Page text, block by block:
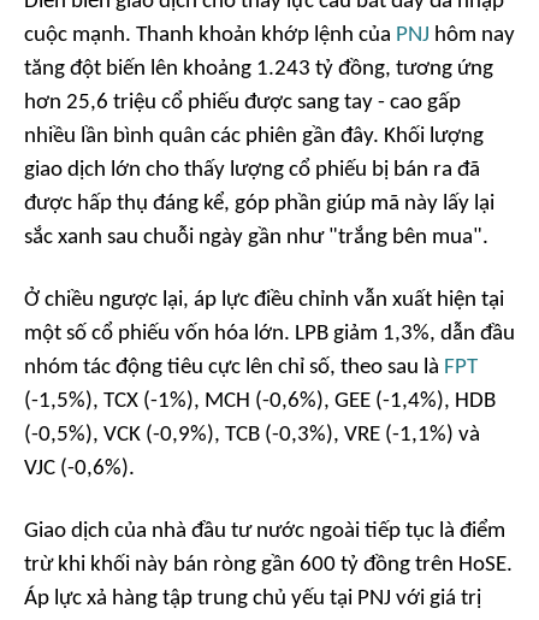
cuộc mạnh. Thanh khoản khớp lệnh của PNJ hôm nay
tăng đột biến lên khoảng 1.243 tỷ đồng, tương ứng
hơn 25,6 triệu cổ phiếu được sang tay - cao gấp
nhiều lần bình quân các phiên gần đây. Khối lượng
giao dịch lớn cho thấy lượng cổ phiếu bị bán ra đã
được hấp thụ đáng kể, góp phần giúp mã này lấy lại
sắc xanh sau chuỗi ngày gần như "trắng bên mua".
Ở chiều ngược lại, áp lực điều chỉnh vẫn xuất hiện tại
một số cổ phiếu vốn hóa lớn. LPB giảm 1,3%, dẫn đầu
nhóm tác động tiêu cực lên chỉ số, theo sau là FPT
(-1,5%), TCX (-1%), MCH (-0,6%), GEE (-1,4%), HDB
(-0,5%), VCK (-0,9%), TCB (-0,3%), VRE (-1,1%) và
VJC (-0,6%).
Giao dịch của nhà đầu tư nước ngoài tiếp tục là điểm
trừ khi khối này bán ròng gần 600 tỷ đồng trên HoSE.
Áp lực xả hàng tập trung chủ yếu tại PNJ với giá trị